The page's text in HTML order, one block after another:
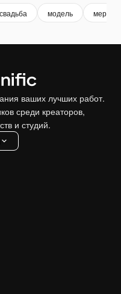
свадьба модель
ваших лучших работ.
среди креаторов,
и студий.